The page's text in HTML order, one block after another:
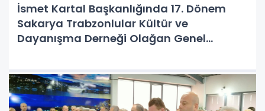
İsmet Kartal Başkanlığında 17. Dönem
Sakarya Trabzonlular Kültür ve
Dayanışma Derneği Olağan Genel